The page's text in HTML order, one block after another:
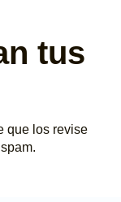
tus
que los revise